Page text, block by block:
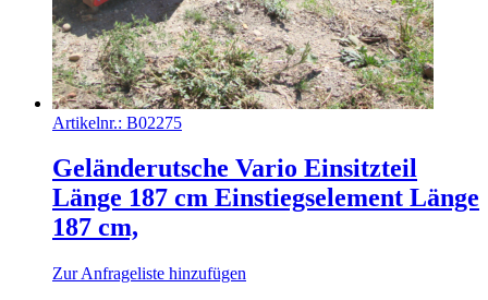
Artikelnr.: B02275
Geländerutsche Vario Einsitzteil
Länge 187 cm Einstiegselement Länge
187 cm,
Zur Anfrageliste hinzufügen